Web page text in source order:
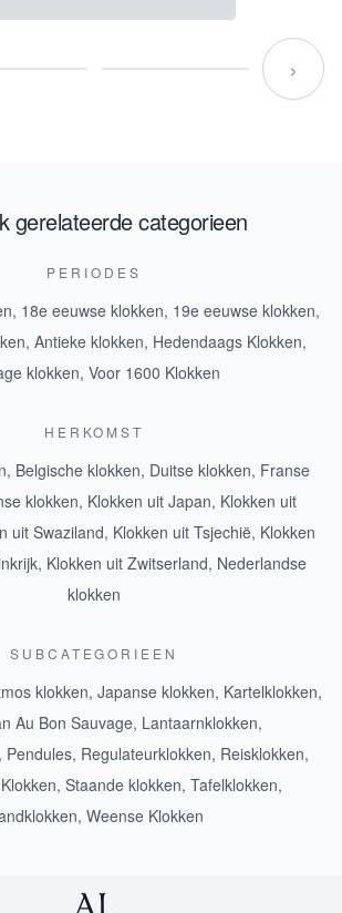
›
gerelateerde categorieen
PERIODES
, 18e eeuwse klokken, 19e eeuwse klokken,
, Antieke klokken, Hedendaags Klokken,
klokken, Voor 1600 Klokken
HERKOMST
, Belgische klokken, Duitse klokken, Franse
klokken, Klokken uit Japan, Klokken uit
uit Swaziland, Klokken uit Tsjechië, Klokken
, Klokken uit Zwitserland, Nederlandse
klokken
SUBCATEGORIEEN
klokken, Japanse klokken, Kartelklokken,
Au Bon Sauvage, Lantaarnklokken,
, Pendules, Regulateurklokken, Reisklokken,
, Staande klokken, Tafelklokken,
, Weense Klokken